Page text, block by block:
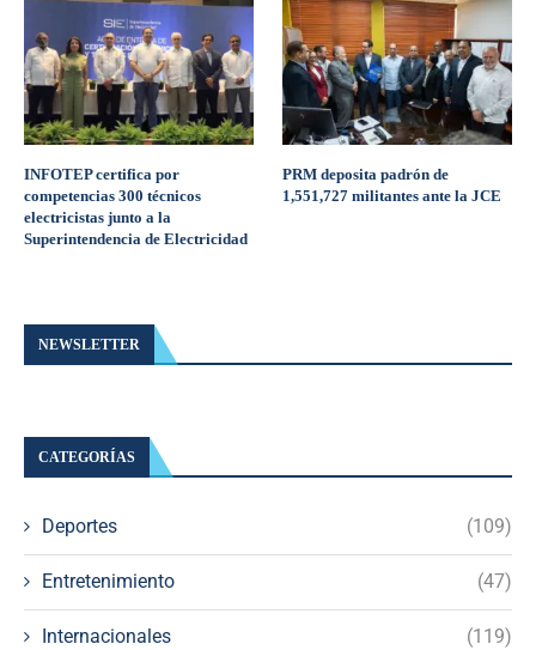
INFOTEP certifica por
competencias 300 técnicos
electricistas junto a la
Superintendencia de Electricidad
PRM deposita padrón de
1,551,727 militantes ante la JCE
NEWSLETTER
CATEGORÍAS
Deportes (109)
Entretenimiento (47)
Internacionales (119)